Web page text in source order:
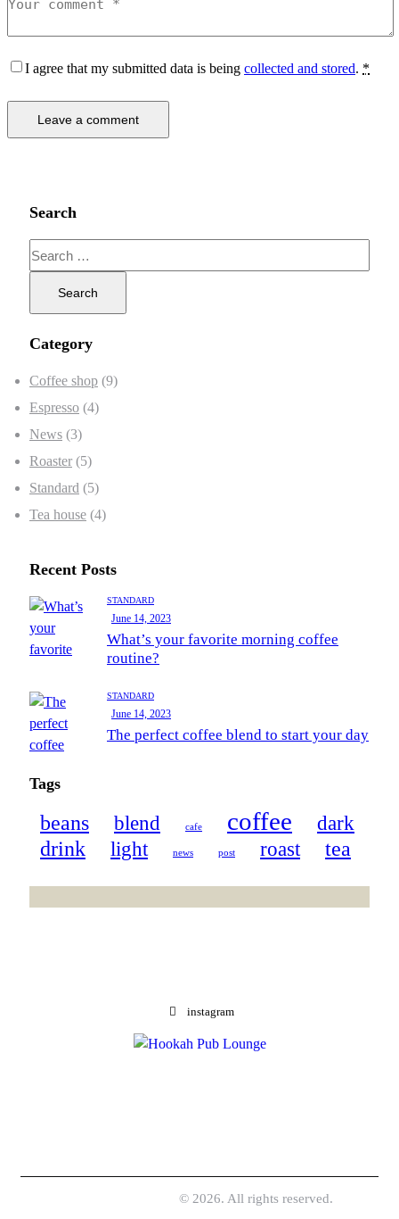
I agree that my submitted data is being collected and stored. *
Search
Category
Coffee shop (9)
Espresso (4)
News (3)
Roaster (5)
Standard (5)
Tea house (4)
Recent Posts
STANDARD
June 14, 2023
What’s your favorite morning coffee
routine?
STANDARD
June 14, 2023
The perfect coffee blend to start your day
Tags
beans blend cafe coffee dark
drink light news post roast tea
instagram
© 2026. All rights reserved.